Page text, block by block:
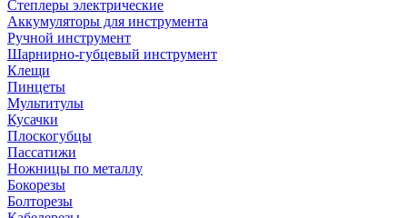
Степлеры электрические
Аккумуляторы для инструмента
Ручной инструмент
Шарнирно-губцевый инструмент
Клещи
Пинцеты
Мультитулы
Кусачки
Плоскогубцы
Пассатижи
Ножницы по металлу
Бокорезы
Болторезы